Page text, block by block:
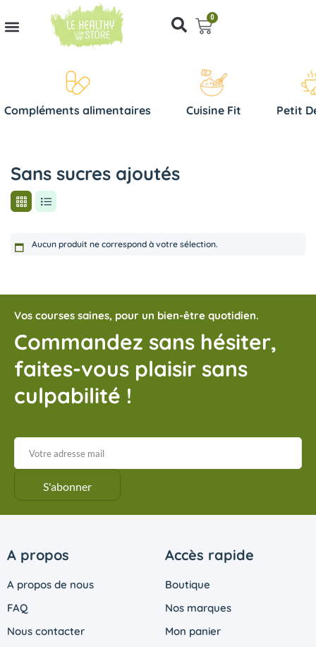
0
Compléments alimentaires Cuisine Fit Petit
Sans sucres ajoutés
Aucun produit ne correspond à votre sélection.
Vos courses saines, pour un bien-être quotidien.
Commandez sans hésiter,
faites-vous plaisir sans
culpabilité !
A propos
A propos de nous
FAQ
Nous contacter
Accès rapide
Boutique
Nos marques
Mon panier